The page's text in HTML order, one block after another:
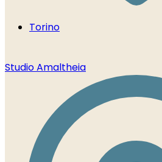
Torino
Studio Amaltheia